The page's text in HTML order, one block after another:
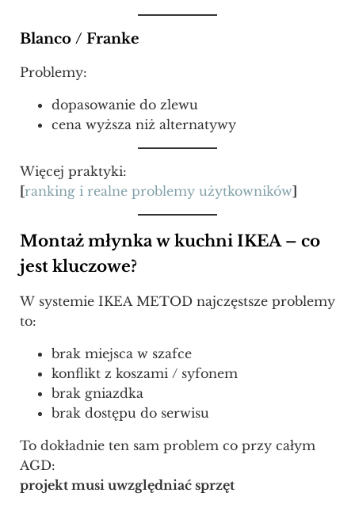
Blanco / Franke
Problemy:
dopasowanie do zlewu
cena wyższa niż alternatywy
Więcej praktyki:
[ranking i realne problemy użytkowników]
Montaż młynka w kuchni IKEA – co
jest kluczowe?
W systemie IKEA METOD najczęstsze problemy
to:
brak miejsca w szafce
konflikt z koszami / syfonem
brak gniazdka
brak dostępu do serwisu
To dokładnie ten sam problem co przy całym
AGD:
projekt musi uwzględniać sprzęt